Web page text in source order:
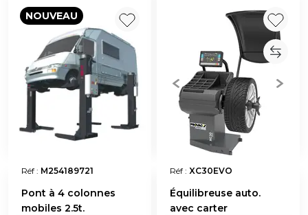
NOUVEAU
Réf : M254189721
Pont à 4 colonnes
mobiles 2.5t.
Réf : XC30EVO
Équilibreuse auto.
avec carter